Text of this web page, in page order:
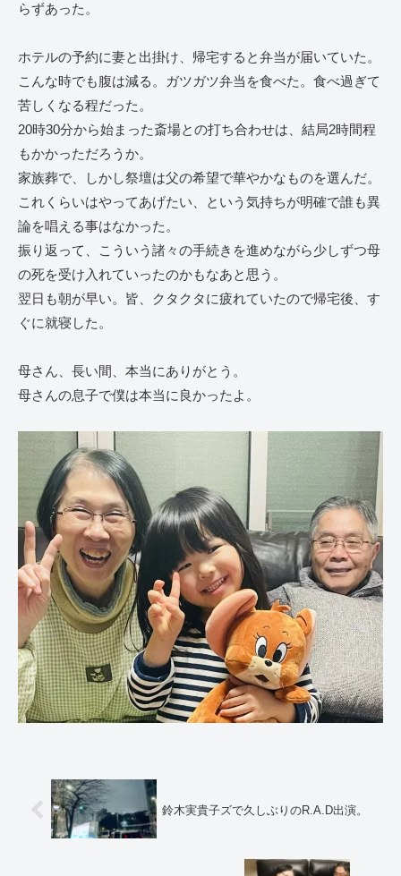
らずあった。
ホテルの予約に妻と出掛け、帰宅すると弁当が届いていた。
こんな時でも腹は減る。ガツガツ弁当を食べた。食べ過ぎて
苦しくなる程だった。
20時30分から始まった斎場との打ち合わせは、結局2時間程
もかかっただろうか。
家族葬で、しかし祭壇は父の希望で華やかなものを選んだ。
これくらいはやってあげたい、という気持ちが明確で誰も異
論を唱える事はなかった。
振り返って、こういう諸々の手続きを進めながら少しずつ母
の死を受け入れていったのかもなあと思う。
翌日も朝が早い。皆、クタクタに疲れていたので帰宅後、す
ぐに就寝した。
母さん、長い間、本当にありがとう。
母さんの息子で僕は本当に良かったよ。
鈴木実貴子ズで久しぶりのR.A.D出演。